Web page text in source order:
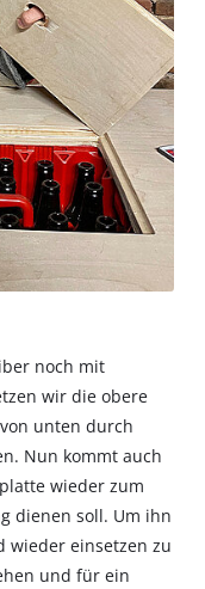
noch mit
wir die obere
unten durch
Nun kommt auch
wieder zum
dienen soll. Um ihn
wieder einsetzen zu
und für ein